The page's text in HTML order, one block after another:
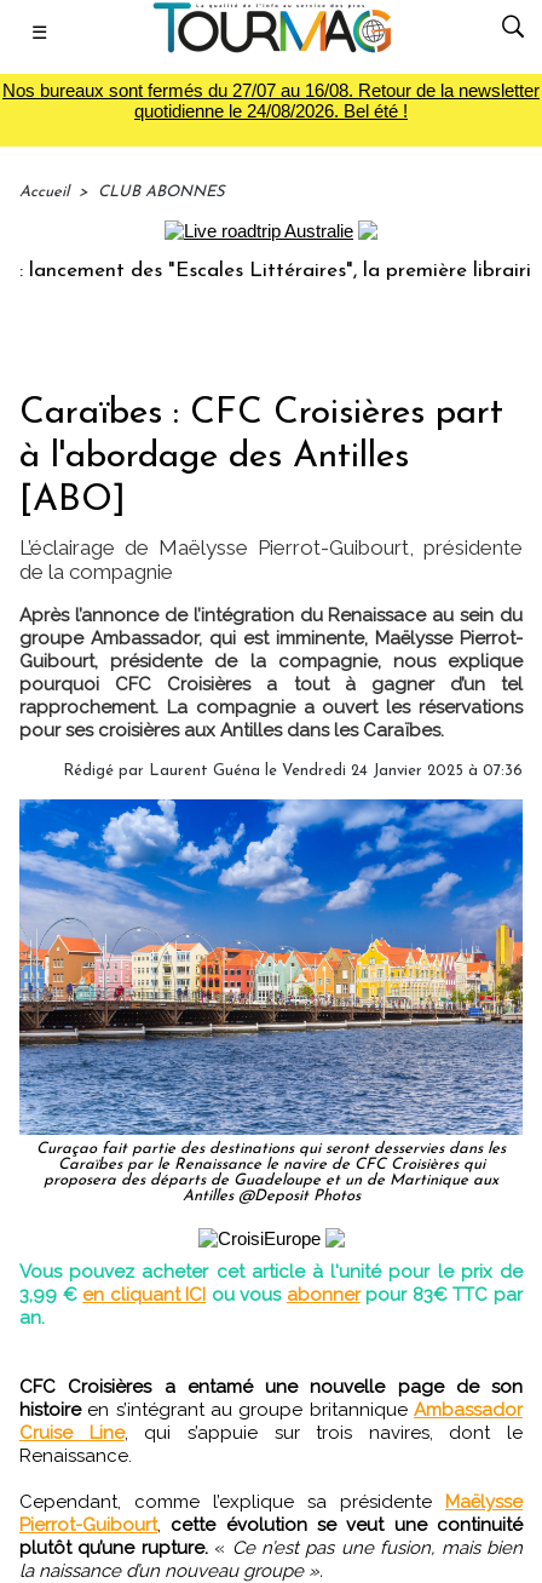
☰
Nos bureaux sont fermés du 27/07 au 16/08. Retour de la newsletter
quotidienne le 24/08/2026. Bel été !
Accueil > CLUB ABONNES
des "Escales Littéraires", la première librairie du
Caraïbes : CFC Croisières part
à l'abordage des Antilles
[ABO]
L’éclairage de Maëlysse Pierrot-Guibourt, présidente
de la compagnie
Après l’annonce de l’intégration du Renaissace au sein du
groupe Ambassador, qui est imminente, Maëlysse Pierrot-
Guibourt, présidente de la compagnie, nous explique
pourquoi CFC Croisières a tout à gagner d’un tel
rapprochement. La compagnie a ouvert les réservations
pour ses croisières aux Antilles dans les Caraïbes.
Rédigé par Laurent Guéna le Vendredi 24 Janvier 2025 à 07:36
Curaçao fait partie des destinations qui seront desservies dans les
Caraïbes par le Renaissance le navire de CFC Croisières qui
proposera des départs de Guadeloupe et un de Martinique aux
Antilles @Deposit Photos
Vous pouvez acheter cet article à l'unité pour le prix de
3,99 € en cliquant ICI ou vous abonner pour 83€ TTC par
an.
CFC Croisières a entamé une nouvelle page de son
histoireen s’intégrant au groupe britannique Ambassador
Cruise Line, qui s’appuie sur trois navires, dont le
Renaissance.
Cependant, comme l’explique sa présidente Maëlysse
Pierrot-Guibourt, cette évolution se veut une continuité
plutôt qu’une rupture.« Ce n’est pas une fusion, mais bien
la naissance d’un nouveau groupe ».